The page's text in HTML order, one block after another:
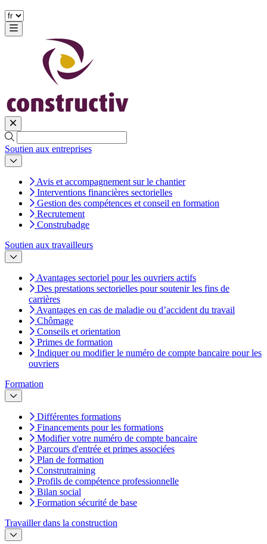
Soutien aux entreprises
Avis et accompagnement sur le chantier
Interventions financières sectorielles
Gestion des compétences et conseil en formation
Recrutement
Construbadge
Soutien aux travailleurs
Avantages sectoriel pour les ouvriers actifs
Des prestations sectorielles pour soutenir les fins de
carrières
Avantages en cas de maladie ou d’accident du travail
Chômage
Conseils et orientation
Primes de formation
Indiquer ou modifier le numéro de compte bancaire pour les
ouvriers
Formation
Différentes formations
Financements pour les formations
Modifier votre numéro de compte bancaire
Parcours d'entrée et primes associées
Plan de formation
Construtraining
Profils de compétence professionnelle
Bilan social
Formation sécurité de base
Travailler dans la construction